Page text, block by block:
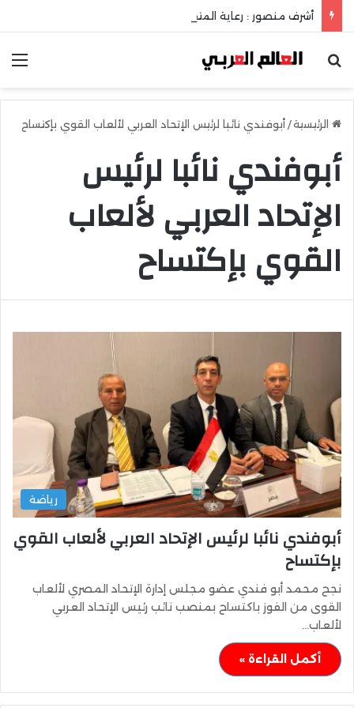
بحث عن
الرئيسية/ أبوفندي نائبا لرئيس الإتحاد العربي لألعاب القوي بإكتساح
أبوفندي نائبا لرئيس
الإتحاد العربي لألعاب
القوي بإكتساح
رياضة
أبوفندي نائبا لرئيس الإتحاد العربي لألعاب القوي
بإكتساح
نجح محمد أبو فندي عضو مجلس إدارة الإتحاد المصري لألعاب
القوى من الفوز باكتساح بمنصب نائب رئيس الإتحاد العربي
لألعاب…
أكمل القراءة »